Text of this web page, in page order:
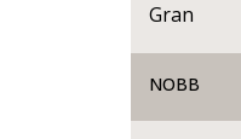
Gran
NOBB